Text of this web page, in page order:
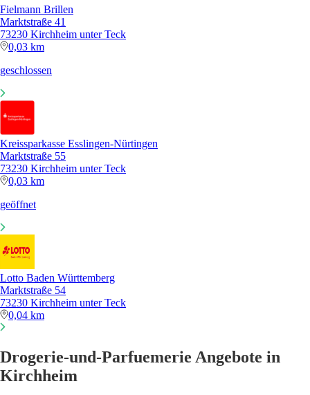
Fielmann Brillen
Marktstraße 41
73230 Kirchheim unter Teck
0,03 km
geschlossen
Kreissparkasse Esslingen-Nürtingen
Marktstraße 55
73230 Kirchheim unter Teck
0,03 km
geöffnet
Lotto Baden Württemberg
Marktstraße 54
73230 Kirchheim unter Teck
0,04 km
Drogerie-und-Parfuemerie Angebote in
Kirchheim